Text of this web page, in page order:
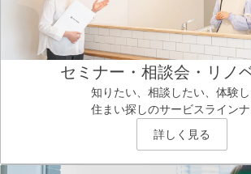
セミナー・相談会・リノ
知りたい、相談したい、体験
住まい探しのサービスライン
詳しく見る